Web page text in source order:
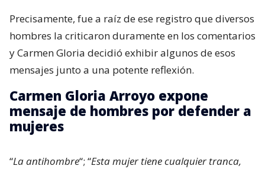
Precisamente, fue a raíz de ese registro que diversos
hombres la criticaron duramente en los comentarios
y Carmen Gloria decidió exhibir algunos de esos
mensajes junto a una potente reflexión.
Carmen Gloria Arroyo expone
mensaje de hombres por defender a
mujeres
“La antihombre“; “Esta mujer tiene cualquier tranca,